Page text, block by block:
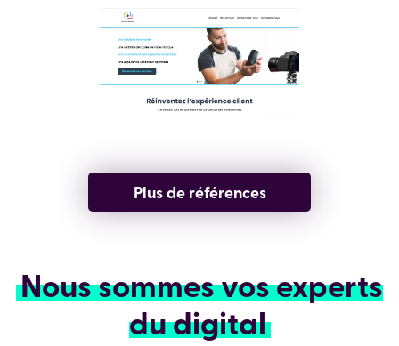
Plus de références
Nous sommes vos experts
du digital